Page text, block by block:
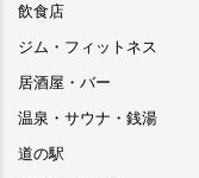
飲食店
ジム・フィットネス
居酒屋・バー
温泉・サウナ・銭湯
道の駅